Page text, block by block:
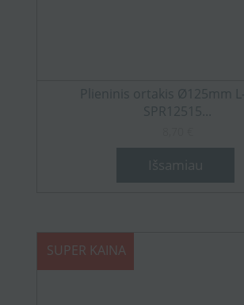
Plieninis ortakis Ø125mm
SPR12515...
Išsamiau
SUPER KAINA